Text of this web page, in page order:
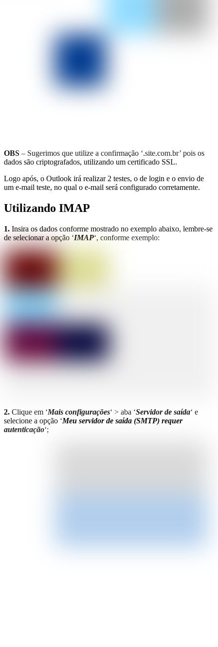
OBS – Sugerimos que utilize a confirmação ‘.site.com.br’ pois os
dados são criptografados, utilizando um certificado SSL.
Logo após, o Outlook irá realizar 2 testes, o de login e o envio de
um e-mail teste, no qual o e-mail será configurado corretamente.
Utilizando IMAP
1. Insira os dados conforme mostrado no exemplo abaixo, lembre-se
de selecionar a opção ‘IMAP‘, conforme exemplo:
2. Clique em ‘Mais configurações‘ > aba ‘Servidor de saída‘ e
selecione a opção ‘Meu servidor de saída (SMTP) requer
autenticação‘;